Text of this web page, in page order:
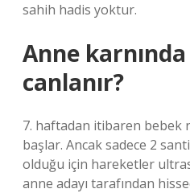
sahih hadis yoktur.
Anne
canlanır?
7. haftadan itibaren bebek
başlar. Ancak sadece 2
olduğu için hareketler
anne adayı tarafından